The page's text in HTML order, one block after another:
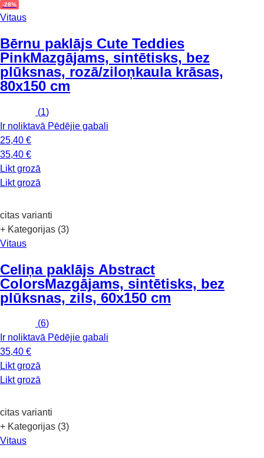
-28%
Vitaus
Bērnu paklājs Cute Teddies
PinkMazgājams, sintētisks, bez
plūksnas, rozā/ziloņkaula krāsas,
80x150 cm
(1)
Ir noliktavā Pēdējie gabali
25,40 €
35,40 €
Likt grozā
Likt grozā
citas varianti
+ Kategorijas (3)
Vitaus
Celiņa paklājs Abstract
ColorsMazgājams, sintētisks, bez
plūksnas, zils, 60x150 cm
(6)
Ir noliktavā Pēdējie gabali
35,40 €
Likt grozā
Likt grozā
citas varianti
+ Kategorijas (3)
Vitaus